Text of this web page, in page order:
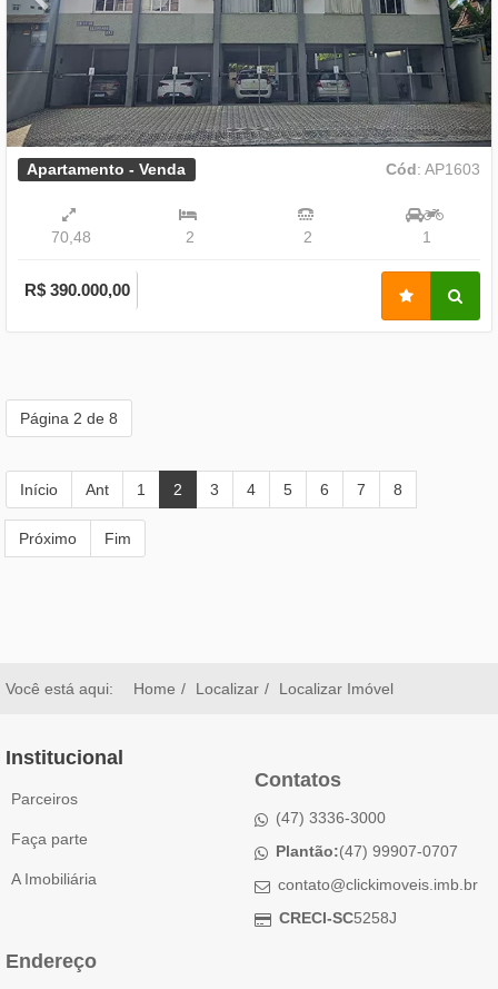
Apartamento - Venda Cód: AP1603
70,48 2 2 1
R$ 390.000,00
Página 2 de 8
Início Ant 1 2 3 4 5 6 7 8
Próximo Fim
Você está aqui: Home Localizar Localizar Imóvel
Institucional
Parceiros
Faça parte
A Imobiliária
Contatos
(47) 3336-3000
Plantão:(47) 99907-0707
contato@clickimoveis.imb.br
CRECI-SC5258J
Endereço